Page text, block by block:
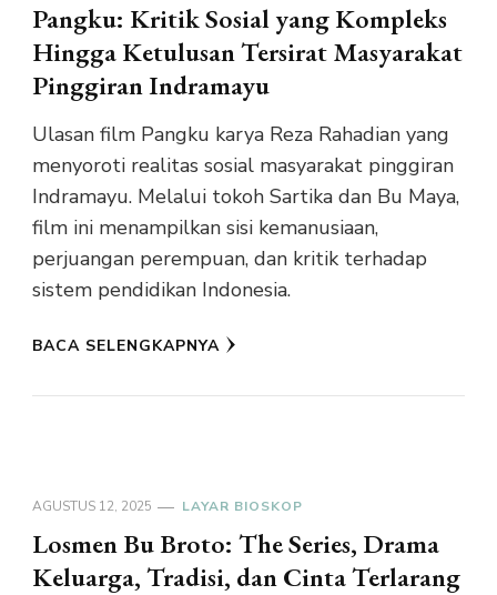
Pangku: Kritik Sosial yang Kompleks
Hingga Ketulusan Tersirat Masyarakat
Pinggiran Indramayu
Ulasan film Pangku karya Reza Rahadian yang
menyoroti realitas sosial masyarakat pinggiran
Indramayu. Melalui tokoh Sartika dan Bu Maya,
film ini menampilkan sisi kemanusiaan,
perjuangan perempuan, dan kritik terhadap
sistem pendidikan Indonesia.
BACA SELENGKAPNYA
AGUSTUS 12, 2025 LAYAR BIOSKOP
Losmen Bu Broto: The Series, Drama
Keluarga, Tradisi, dan Cinta Terlarang